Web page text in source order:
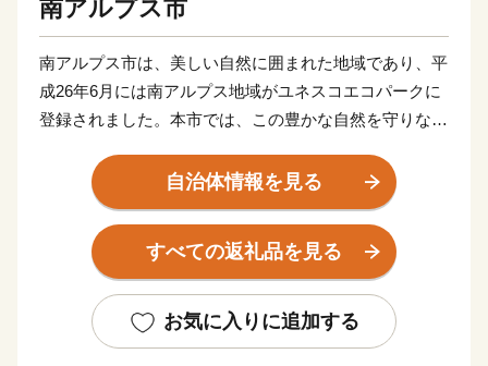
南アルプス市
南アルプス市は、美しい自然に囲まれた地域であり、平
成26年6月には南アルプス地域がユネスコエコパークに
登録されました。本市では、この豊かな自然を守りなが
大扇状地である御勅使川扇状地やそれに続く低地では果
樹栽培が盛んに営まれ、春から秋にかけてたくさんのフ
ルーツが実ります。
南アルプスの大地で育まれたフルーツなど地域の特産品
税のお礼の品として地域の特産品等を贈呈しています。
皆様からの寄附金は、これからのよりよいまちづくりに
自治体情報を見る
すべての返礼品を見る
お気に入りに追加する